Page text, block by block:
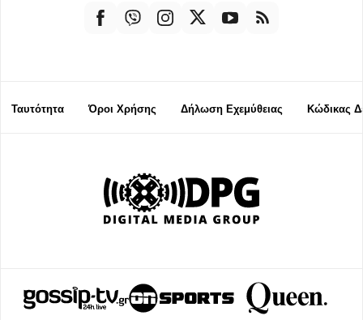
Ταυτότητα Όροι Χρήσης Δήλωση Εχεμύθειας Κώδικας